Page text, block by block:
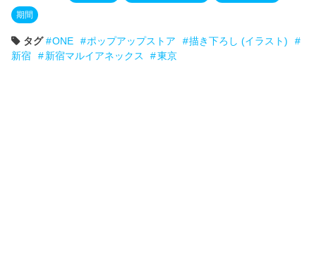
期間
タグ ONE ポップアップストア
描き下ろし (イラスト)
新宿
新宿マルイアネックス 東京